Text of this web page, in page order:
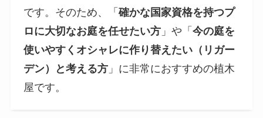
です。そのため、「確かな国家資格を持つプ
ロに大切なお庭を任せたい方 」や「今の庭を
使いやすくオシャレに作り替えたい（リガー
デン）と考える方 」に非常におすすめの植木
屋です。